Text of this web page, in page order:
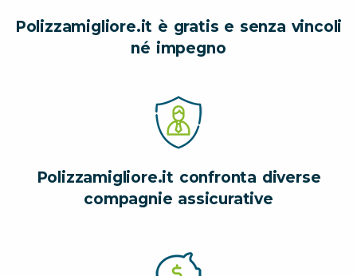
Polizzamigliore.it è gratis e senza vincoli
né impegno
Polizzamigliore.it confronta diverse
compagnie assicurative